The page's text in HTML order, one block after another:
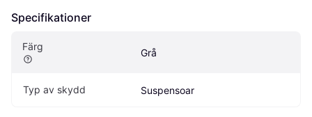
Specifikationer
Färg
Grå
Typ av skydd Suspensoar